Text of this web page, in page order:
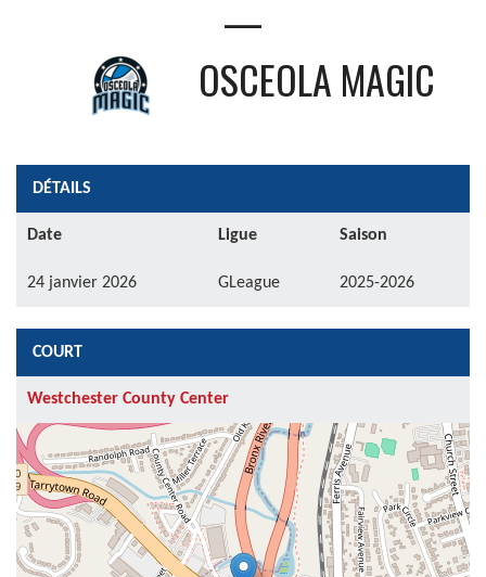
—
OSCEOLA MAGIC
DÉTAILS
Date Ligue Saison
24 janvier 2026 GLeague 2025-2026
COURT
Westchester County Center